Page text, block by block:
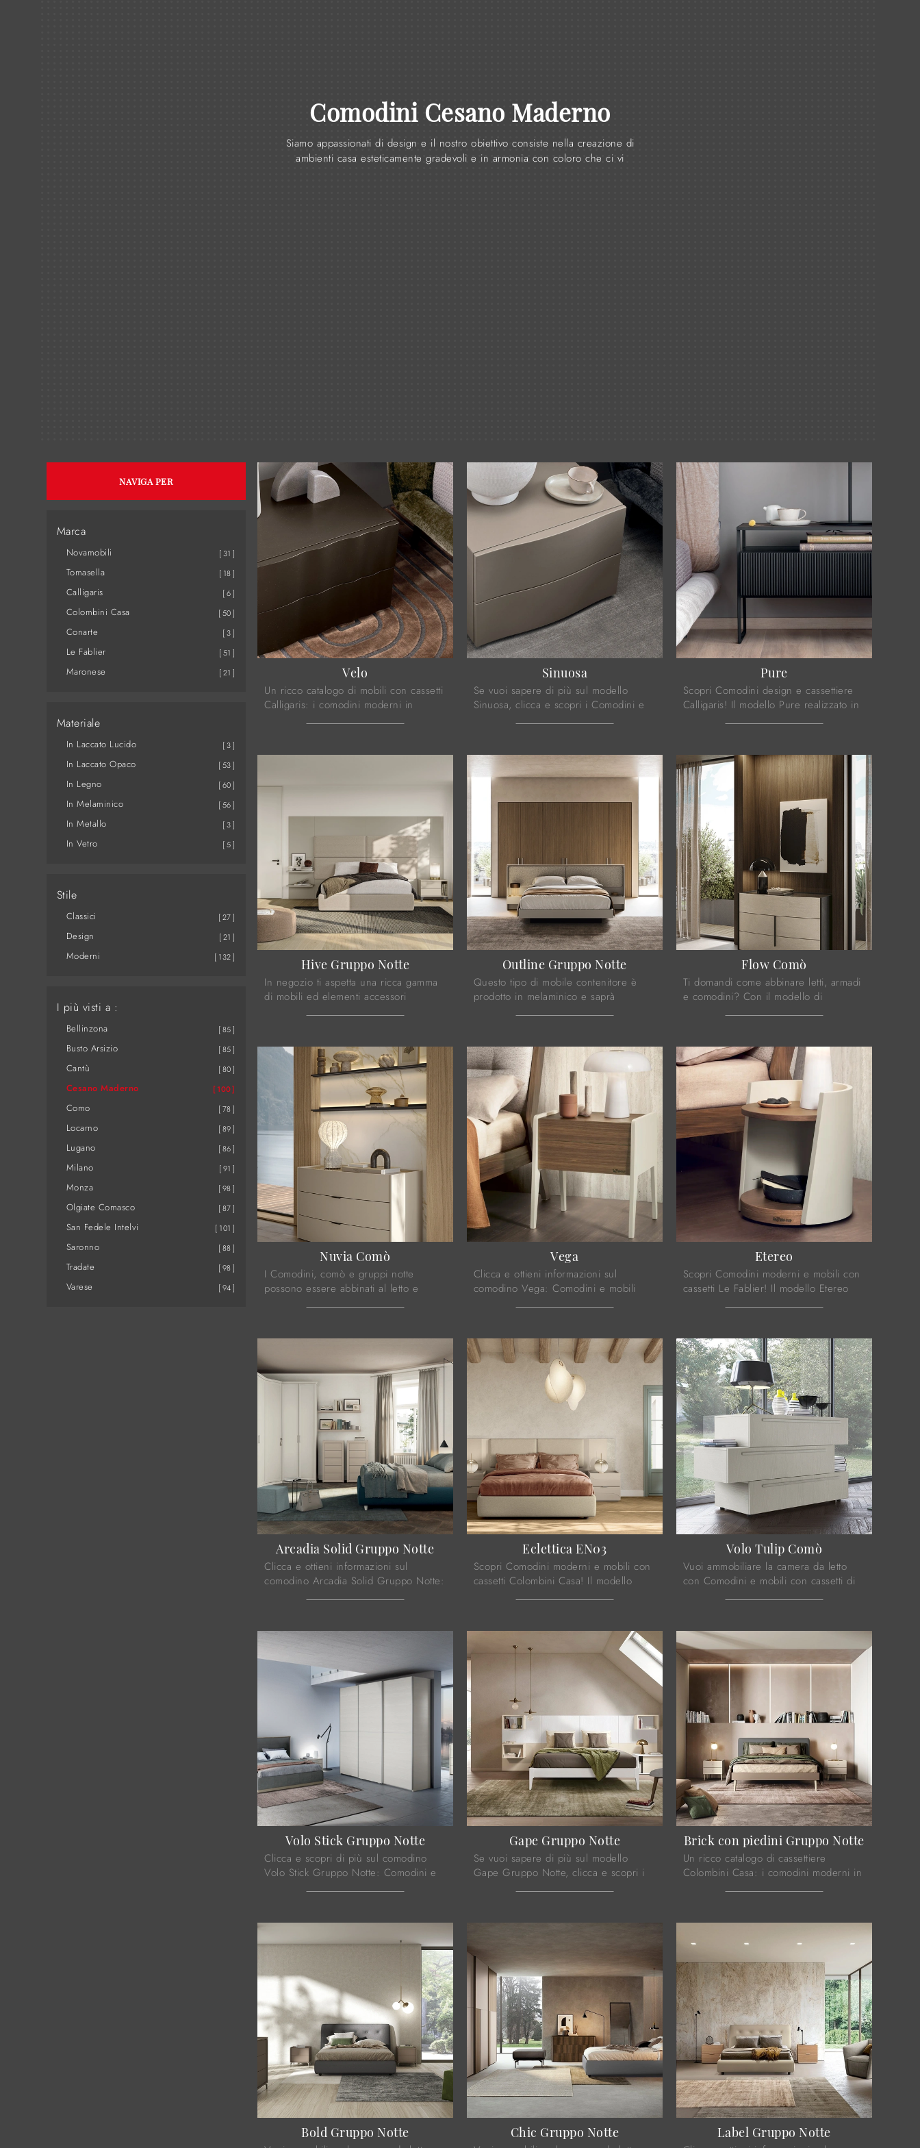
Comodini Cesano Maderno
Siamo appassionati di design e il nostro obiettivo consiste nella creazione di
ambienti casa esteticamente gradevoli e in armonia con coloro che ci vi
NAVIGA PER
Marca
Novamobili 31
Tomasella 18
Calligaris 6
Colombini Casa 50
Conarte 3
Le Fablier 51
Maronese 21
Materiale
In Laccato Lucido 3
In Laccato Opaco 53
In Legno 60
In Melaminico 56
In Metallo 3
In Vetro 5
Stile
Classici 27
Design 21
Moderni 132
I più visti a :
Bellinzona 85
Busto Arsizio 85
Cantù 80
Cesano Maderno 100
Como 78
Locarno 89
Lugano 86
Milano 91
Monza 98
Olgiate Comasco 87
San Fedele Intelvi 101
Saronno 88
Tradate 98
Varese 94
Velo
Un ricco catalogo di mobili con cassetti
Calligaris: i comodini moderni in
Sinuosa
Se vuoi sapere di più sul modello
Sinuosa, clicca e scopri i Comodini e
Pure
Scopri Comodini design e cassettiere
Calligaris! Il modello Pure realizzato in
Hive Gruppo Notte
In negozio ti aspetta una ricca gamma
di mobili ed elementi accessori
Outline Gruppo Notte
Questo tipo di mobile contenitore è
prodotto in melaminico e saprà
Flow Comò
Ti domandi come abbinare letti, armadi
e comodini? Con il modello di
Nuvia Comò
I Comodini, comò e gruppi notte
possono essere abbinati al letto e
Vega
Clicca e ottieni informazioni sul
comodino Vega: Comodini e mobili
Etereo
Scopri Comodini moderni e mobili con
cassetti Le Fablier! Il modello Etereo
Arcadia Solid Gruppo Notte
Clicca e ottieni informazioni sul
comodino Arcadia Solid Gruppo Notte:
Eclettica EN03
Scopri Comodini moderni e mobili con
cassetti Colombini Casa! Il modello
Volo Tulip Comò
Vuoi ammobiliare la camera da letto
con Comodini e mobili con cassetti di
Volo Stick Gruppo Notte
Clicca e scopri di più sul comodino
Volo Stick Gruppo Notte: Comodini e
Gape Gruppo Notte
Se vuoi sapere di più sul modello
Gape Gruppo Notte, clicca e scopri i
Brick con piedini Gruppo Notte
Un ricco catalogo di cassettiere
Colombini Casa: i comodini moderni in
Bold Gruppo Notte Chic Gruppo Notte Label Gruppo Notte